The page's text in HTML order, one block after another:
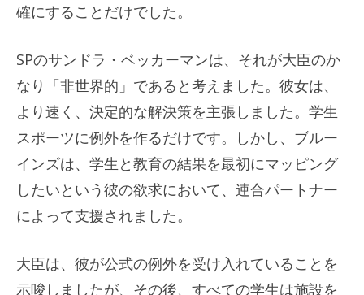
確にすることだけでした。
SPのサンドラ・ベッカーマンは、それが大臣のか
なり「非世界的」であると考えました。彼女は、
より速く、決定的な解決策を主張しました。学生
スポーツに例外を作るだけです。しかし、ブルー
インズは、学生と教育の結果を最初にマッピング
したいという彼の欲求において、連合パートナー
によって支援されました。
大臣は、彼が公式の例外を受け入れていることを
示唆しましたが、その後、すべての学生は施設を